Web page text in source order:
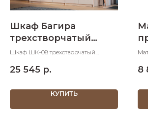
Шкаф Багира
трехстворчатый
1502х510х2348
Шкаф ШК-08 трехстворчатый
25 545 р.
КУПИТЬ
8